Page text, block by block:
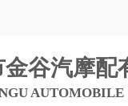
谷汽摩配
AUTOMOBILE